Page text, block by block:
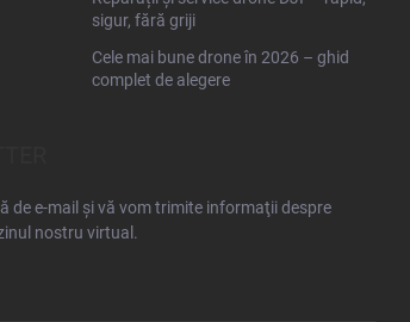
sigur, fără griji
Cele mai bune drone în 2026 – ghid
complet de alegere
de e-mail şi vă vom trimite informaţii despre
nostru virtual.